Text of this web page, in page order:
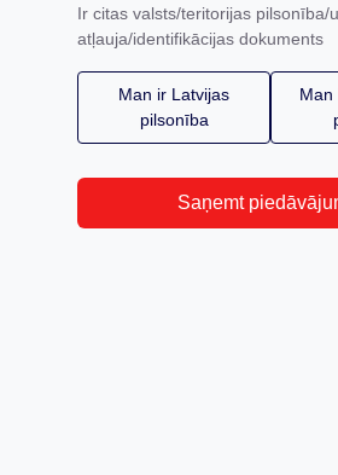
Ir citas valsts/teritorijas pilsonība/
atļauja/identifikācijas dokuments
Man ir Latvijas
pilsonība
Man
Saņemt